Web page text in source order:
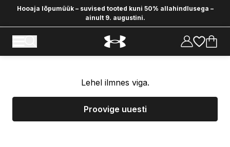
Hooaja lõpumüük – suvised tooted kuni 50% allahindlusega –
ainult 9. augustini.
Lehel ilmnes viga.
Proovige uuesti